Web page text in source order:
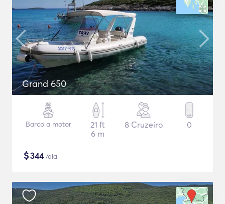
Grand 650
Barco a motor
21 ft
6 m
8 Cruzeiro 0
$344/dia